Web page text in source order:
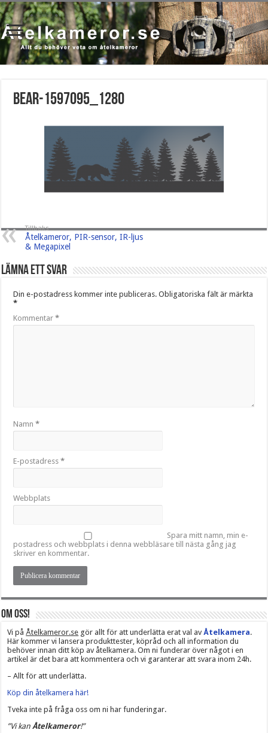
bear-1597095_1280
Tillbaks
Åtelkameror, PIR-sensor, IR-ljus
& Megapixel
Lämna ett svar
Din e-postadress kommer inte publiceras. Obligatoriska fält är märkta
*
Kommentar*
Namn*
E-postadress*
Webbplats
Spara mitt namn, min e-
postadress och webbplats i denna webbläsare till nästa gång jag
skriver en kommentar.
Om oss!
Vi på Åtelkameror.se gör allt för att underlätta erat val avÅtelkamera.
Här kommer vi lansera produkttester, köpråd och all information du
behöver innan ditt köp av åtelkamera. Om ni funderar över något i en
artikel är det bara att kommentera och vi garanterar att svara inom 24h.
– Allt för att underlätta.
Köp din åtelkamera här!
Tveka inte på fråga oss om ni har funderingar.
”Vi kanÅtelkameror!”